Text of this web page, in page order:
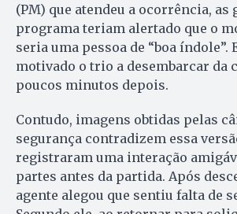
(PM) que atendeu a ocorrência, as
programa teriam alertado que o
seria uma pessoa de “boa índole”.
motivado o trio a desembarcar da
poucos minutos depois.
Contudo, imagens obtidas pelas
segurança contradizem essa
registraram uma interação
partes antes da partida. Após
agente alegou que sentiu falta de